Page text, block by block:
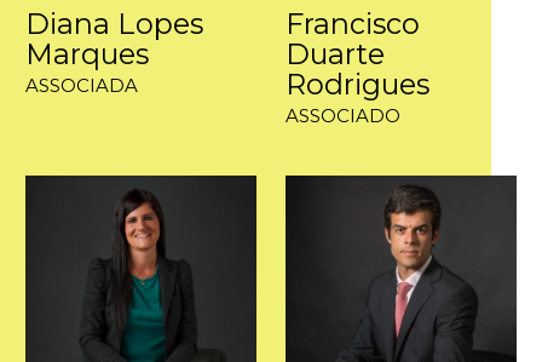
Diana Lopes
Marques
ASSOCIADA
Francisco
Duarte
Rodrigues
ASSOCIADO